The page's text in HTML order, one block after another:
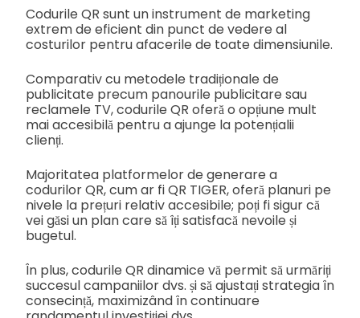
Codurile QR sunt un instrument de marketing
extrem de eficient din punct de vedere al
costurilor pentru afacerile de toate dimensiunile.
Comparativ cu metodele tradiționale de
publicitate precum panourile publicitare sau
reclamele TV, codurile QR oferă o opțiune mult
mai accesibilă pentru a ajunge la potențialii
clienți.
Majoritatea platformelor de generare a
codurilor QR, cum ar fi QR TIGER, oferă planuri pe
nivele la prețuri relativ accesibile; poți fi sigur că
vei găsi un plan care să îți satisfacă nevoile și
bugetul.
În plus, codurile QR dinamice vă permit să urmăriți
succesul campaniilor dvs. și să ajustați strategia în
consecință, maximizând în continuare